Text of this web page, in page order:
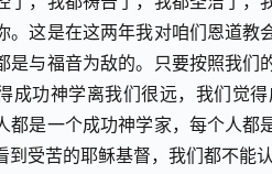
。这是在这两年我对咱们恩道
是与福音为敌的。只要按照我
成功神学离我们很远，我们觉
都是一个成功神学家，每个人
到受苦的耶稣基督，我们都不能